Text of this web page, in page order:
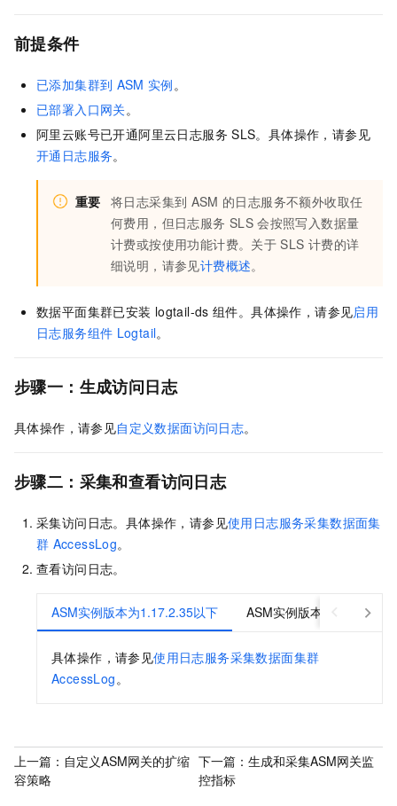
前提条件
已添加集群到 ASM 实例。
已部署入口网关。
阿里云账号已开通阿里云日志服务 SLS。具体操作，请参见
开通日志服务。
重要 将日志采集到 ASM 的日志服务不额外收取任
何费用，但日志服务 SLS 会按照写入数据量
计费或按使用功能计费。关于 SLS 计费的详
细说明，请参见计费概述。
数据平面集群已安装 logtail-ds 组件。具体操作，请参见启用
日志服务组件 Logtail。
步骤一：生成访问日志
具体操作，请参见自定义数据面访问日志。
步骤二：采集和查看访问日志
采集访问日志。具体操作，请参见使用日志服务采集数据面集
群 AccessLog。
查看访问日志。
ASM实例版本为1.17.2.35以下 ASM实例版本为1.17.2.35
具体操作，请参见使用日志服务采集数据面集群
AccessLog。
上一篇： 自定义ASM网关的扩缩
容策略
下一篇： 生成和采集ASM网关监
控指标